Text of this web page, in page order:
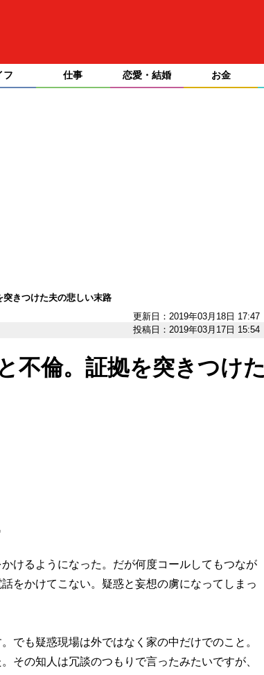
フ 仕事 恋愛・結婚 お金
きつけた夫の悲しい末路
更新日：2019年03月18日 17:47
投稿日：2019年03月17日 15:54
不倫。証拠を突きつけた
けるようになった。だが何度コールしてもつなが
をかけてこない。疑惑と妄想の虜になってしまっ
でも疑惑現場は外ではなく家の中だけでのこと。
その知人は冗談のつもりで言ったみたいですが、